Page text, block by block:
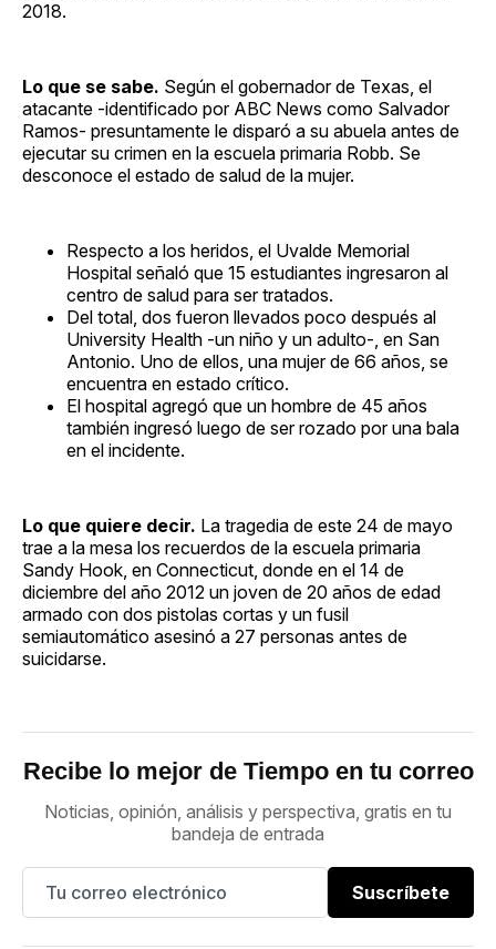
2018.
Lo que se sabe. Según el gobernador de Texas, el
atacante -identificado por ABC News como Salvador
Ramos- presuntamente le disparó a su abuela antes de
ejecutar su crimen en la escuela primaria Robb. Se
desconoce el estado de salud de la mujer.
Respecto a los heridos, el Uvalde Memorial
Hospital señaló que 15 estudiantes ingresaron al
centro de salud para ser tratados.
Del total, dos fueron llevados poco después al
University Health -un niño y un adulto-, en San
Antonio. Uno de ellos, una mujer de 66 años, se
encuentra en estado crítico.
El hospital agregó que un hombre de 45 años
también ingresó luego de ser rozado por una bala
en el incidente.
Lo que quiere decir. La tragedia de este 24 de mayo
trae a la mesa los recuerdos de la escuela primaria
Sandy Hook, en Connecticut, donde en el 14 de
diciembre del año 2012 un joven de 20 años de edad
armado con dos pistolas cortas y un fusil
semiautomático asesinó a 27 personas antes de
suicidarse.
Recibe lo mejor de Tiempo en tu correo
Noticias, opinión, análisis y perspectiva, gratis en tu
bandeja de entrada
Suscríbete